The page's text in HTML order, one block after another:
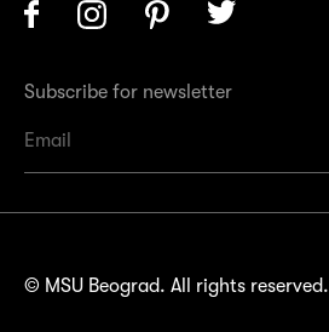
Facebook InstagramPinterest
Subscribe for newsletter
© MSU Beograd. All rights reserved.